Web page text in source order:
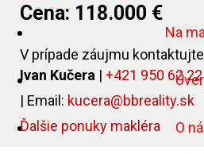
Na
O
Cena: 118.000 €
V prípade záujmu
Ivan Kučera | +421 950 62
| Email: kucera@bbreality.sk
Ďalšie ponuky makléra